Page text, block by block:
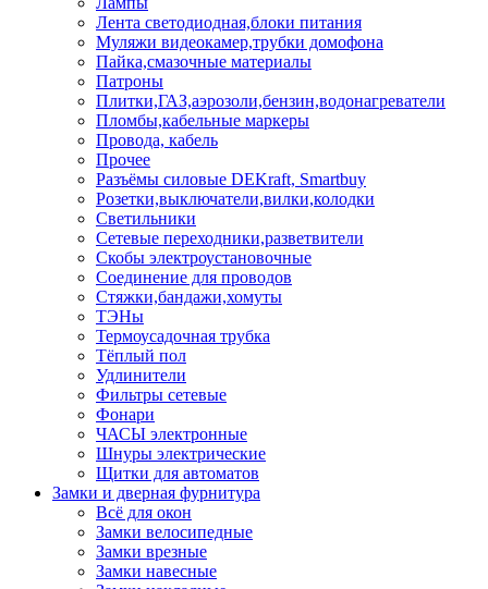
Лента светодиодная,блоки питания
Муляжи видеокамер,трубки домофона
Пайка,смазочные материалы
Патроны
Плитки,ГАЗ,аэрозоли,бензин,водонагреватели
Пломбы,кабельные маркеры
Провода, кабель
Прочее
Разъёмы силовые DEKraft, Smartbuy
Розетки,выключатели,вилки,колодки
Светильники
Сетевые переходники,разветвители
Скобы электроустановочные
Соединение для проводов
Стяжки,бандажи,хомуты
ТЭНы
Термоусадочная трубка
Тёплый пол
Удлинители
Фильтры сетевые
Фонари
ЧАСЫ электронные
Шнуры электрические
Щитки для автоматов
Замки и дверная фурнитура
Всё для окон
Замки велосипедные
Замки врезные
Замки навесные